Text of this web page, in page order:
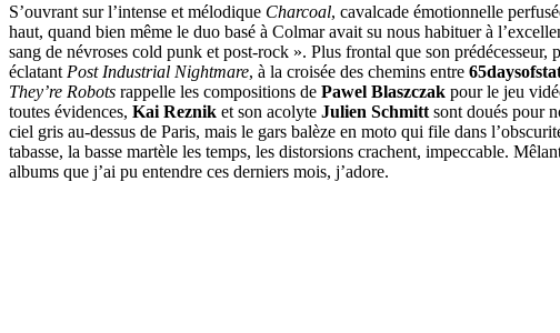
S’ouvrant sur l’intense et mélodique Charcoal, cavalcade émotionnelle
haut, quand bien même le duo basé à Colmar avait su nous habituer à
sang de névroses cold punk et post-rock ». Plus frontal que son prédécesseur,
éclatant Post Industrial Nightmare, à la croisée des chemins entre
They’re Robots rappelle les compositions de Pawel Blaszczak pour le jeu
toutes évidences, Kai Reznik et son acolyte Julien Schmitt sont doués pour
ciel gris au-dessus de Paris, mais le gars balèze en moto qui file dans
tabasse, la basse martèle les temps, les distorsions crachent, impeccable.
albums que j’ai pu entendre ces derniers mois, j’adore.